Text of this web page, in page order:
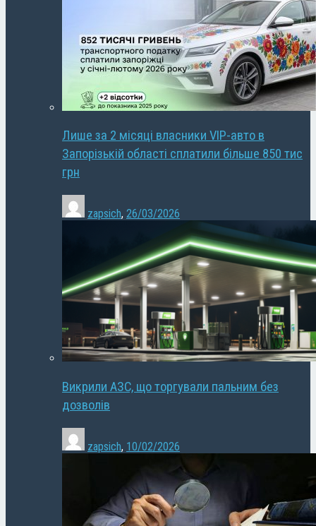
Лише за 2 місяці власники VIP-авто в
Запорізькій області сплатили більше 850 тис
грн
zapsich, 26/03/2026
Викрили АЗС, що торгували пальним без
дозволів
zapsich, 10/02/2026